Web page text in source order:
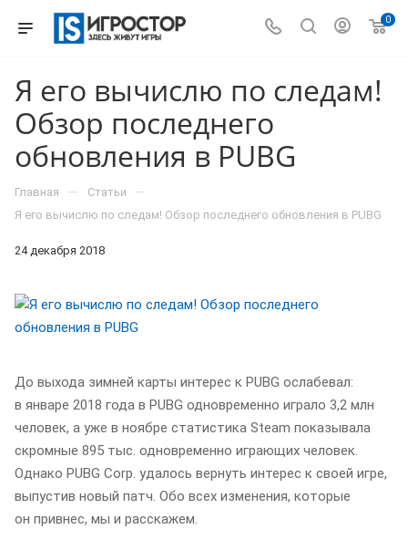
0
Я его вычислю по следам!
Обзор последнего
обновления в PUBG
Главная — Статьи —
Я его вычислю по следам! Обзор последнего обновления в PUBG
24 декабря 2018
До выхода зимней карты интерес к PUBG ослабевал:
в январе 2018 года в PUBG одновременно играло 3,2 млн
человек, а уже в ноябре статистика Steam показывала
скромные 895 тыс. одновременно играющих человек.
Однако PUBG Corp. удалось вернуть интерес к своей игре,
выпустив новый патч. Обо всех изменения, которые
он привнес, мы и расскажем.